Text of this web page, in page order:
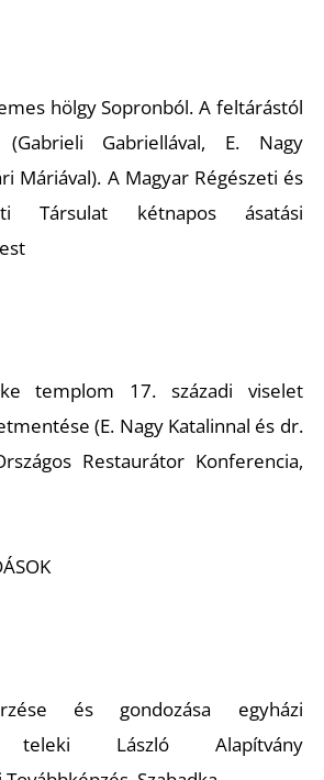
hölgy Sopronból. A feltárástól
(Gabrieli Gabriellával, E. Nagy
Máriával). A Magyar Régészeti és
Társulat kétnapos ásatási
templom 17. századi viselet
(E. Nagy Katalinnal és dr.
Restaurátor Konferencia,
és gondozása egyházi
teleki László Alapítvány